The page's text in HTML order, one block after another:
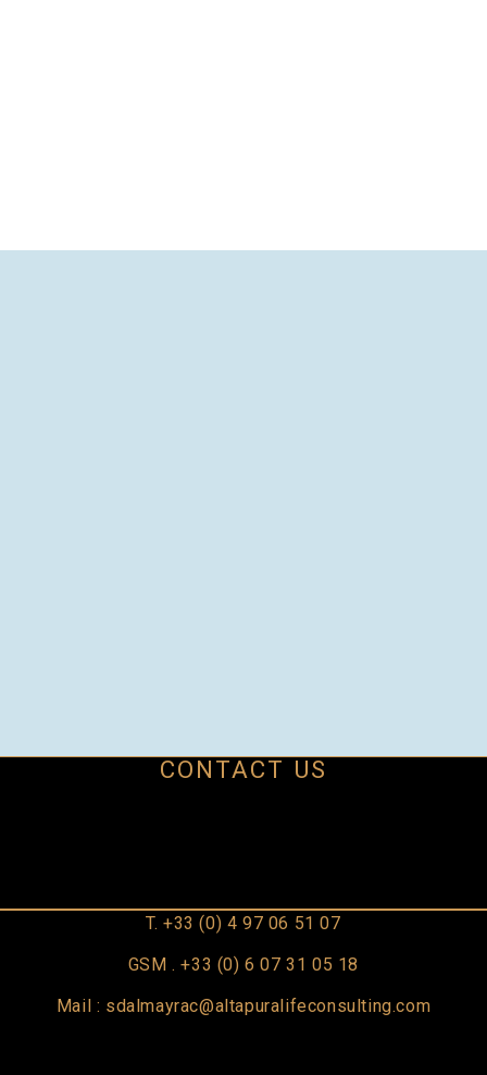
CONTACT US
T. +33 (0) 4 97 06 51 07
GSM . +33 (0) 6 07 31 05 18
Mail : sdalmayrac@altapuralifeconsulting.com